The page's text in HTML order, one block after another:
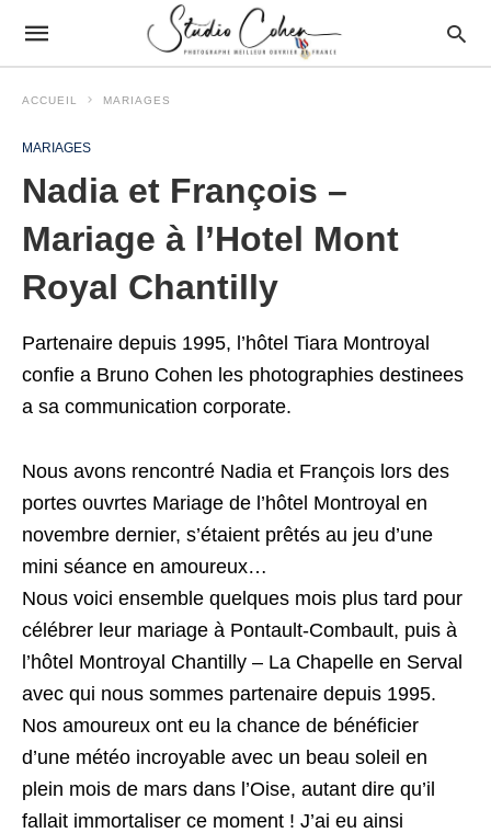
ACCUEIL MARIAGES
MARIAGES
Nadia et François –
Mariage à l’Hotel Mont
Royal Chantilly
Partenaire depuis 1995, l’hôtel Tiara Montroyal
confie a Bruno Cohen les photographies destinees
a sa communication corporate.
Nous avons rencontré Nadia et François lors des
portes ouvrtes Mariage de l’hôtel Montroyal en
novembre dernier, s’étaient prêtés au jeu d’une
mini séance en amoureux…
Nous voici ensemble quelques mois plus tard pour
célébrer leur mariage à Pontault-Combault, puis à
l’hôtel Montroyal Chantilly – La Chapelle en Serval
avec qui nous sommes partenaire depuis 1995.
Nos amoureux ont eu la chance de bénéficier
d’une météo incroyable avec un beau soleil en
plein mois de mars dans l’Oise, autant dire qu’il
fallait immortaliser ce moment ! J’ai eu ainsi